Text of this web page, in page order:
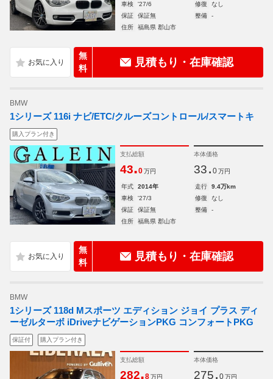
車検
'27/6 修復
なし
保証
保証無 整備
-
住所
福島県 郡山市
無
料
見積もり・在庫確認
BMW
1シリーズ 116i ナビ/ETC/クルーズコントロール/スマートキ
購入プラン付き
支払総額
43.0 万円
本体価格
33. 0 万円
年式 2014年 走行
9.4万km
車検
'27/3 修復
なし
保証
保証無 整備
-
住所
福島県 郡山市
無
料
見積もり・在庫確認
BMW
1シリーズ 118d Mスポーツ エディション ジョイ プラス ディ
ーゼルターボ iDriveナビゲーションPKG コンフォートPKG
保証付 購入プラン付き
支払総額
282.8 万円
本体価格
275. 0 万円